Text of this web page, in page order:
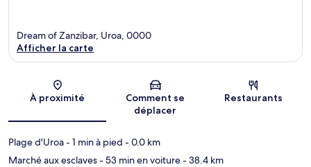
Carte
Dream of Zanzibar, Uroa, 0000
Afficher la carte
À proximité
Comment se
déplacer
Restaurants
Plage d'Uroa- 1 min à pied - 0.0 km
Marché aux esclaves- 53 min en voiture- 38.4 km